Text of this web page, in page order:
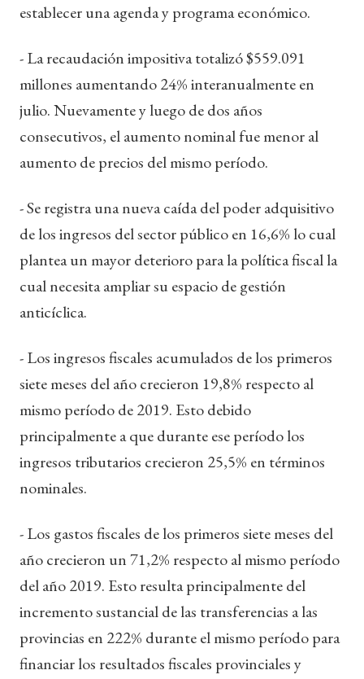
establecer una agenda y programa económico.
- La recaudación impositiva totalizó $559.091
millones aumentando 24% interanualmente en
julio. Nuevamente y luego de dos años
consecutivos, el aumento nominal fue menor al
aumento de precios del mismo período.
- Se registra una nueva caída del poder adquisitivo
de los ingresos del sector público en 16,6% lo cual
plantea un mayor deterioro para la política fiscal la
cual necesita ampliar su espacio de gestión
anticíclica.
- Los ingresos fiscales acumulados de los primeros
siete meses del año crecieron 19,8% respecto al
mismo período de 2019. Esto debido
principalmente a que durante ese período los
ingresos tributarios crecieron 25,5% en términos
nominales.
- Los gastos fiscales de los primeros siete meses del
año crecieron un 71,2% respecto al mismo período
del año 2019. Esto resulta principalmente del
incremento sustancial de las transferencias a las
provincias en 222% durante el mismo período para
financiar los resultados fiscales provinciales y